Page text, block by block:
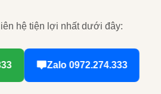
hệ tiện lợi nhất dưới đây:
Zalo 0972.274.333